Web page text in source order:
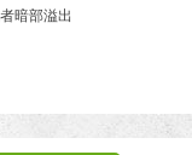
暗部溢出